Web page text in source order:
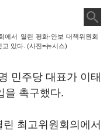
서 열린 평화·안보 대책위원회
있다. (사진=뉴시스)
민주당 대표가 이태
을 촉구했다.
최고위원회의에서